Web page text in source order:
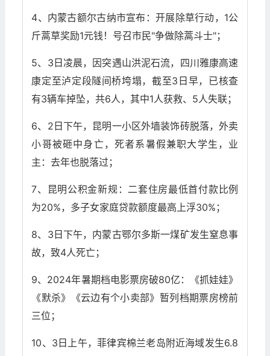
4、内蒙古额尔古纳市宣布：开展除草行动，1公
斤蒿草奖励1元钱！号召市民"争做除蒿斗士"；
5、3日凌晨，因突遇山洪泥石流，四川雅康高速
康定至泸定段隧间桥垮塌，截至3日早，已核查
有3辆车掉坠，共6人，其中1人获救、5人失联；
6、2日下午，昆明一小区外墙装饰砖脱落，外卖
小哥被砸中身亡，死者系暑假兼职大学生，业
主：去年也脱落过；
7、昆明公积金新规：二套住房最低首付款比例
为20%，多子女家庭贷款额度最高上浮30%；
8、3日下午，内蒙古鄂尔多斯一煤矿发生窒息事
故，致4人死亡；
9、2024年暑期档电影票房破80亿：《抓娃娃》
《默杀》《云边有个小卖部》暂列档期票房榜前
三位；
10、3日上午，菲律宾棉兰老岛附近海域发生6.8